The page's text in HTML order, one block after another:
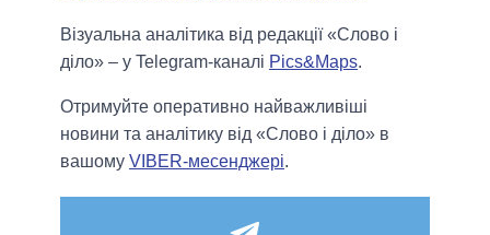
Візуальна аналітика від редакції «Слово і
діло» – у Telegram-каналі Pics&Maps.
Отримуйте оперативно найважливіші
новини та аналітику від «Слово і діло» в
вашому VIBER-месенджері.